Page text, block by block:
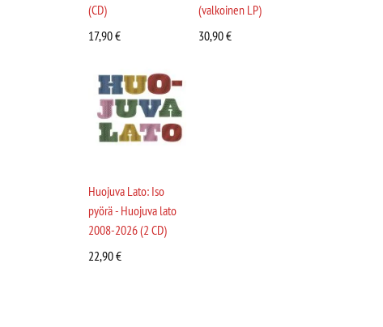
(CD)
17,90€
(valkoinen LP)
30,90€
Huojuva Lato: Iso
pyörä - Huojuva lato
2008-2026 (2 CD)
22,90€